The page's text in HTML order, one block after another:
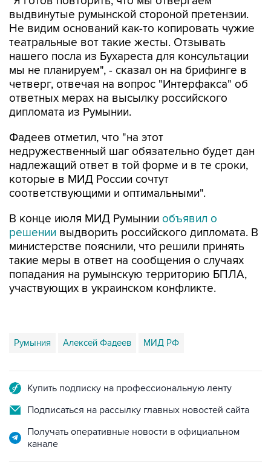
выдвинутые румынской стороной претензии.
Не видим оснований как-то копировать чужие
театральные вот такие жесты. Отзывать
нашего посла из Бухареста для консультации
мы не планируем", - сказал он на брифинге в
четверг, отвечая на вопрос "Интерфакса" об
ответных мерах на высылку российского
дипломата из Румынии.
Фадеев отметил, что "на этот
недружественный шаг обязательно будет дан
надлежащий ответ в той форме и в те сроки,
которые в МИД России сочтут
соответствующими и оптимальными".
В конце июля МИД Румынии объявил о
решении выдворить российского дипломата. В
министерстве пояснили, что решили принять
такие меры в ответ на сообщения о случаях
попадания на румынскую территорию БПЛА,
участвующих в украинском конфликте.
Румыния Алексей Фадеев МИД РФ
Купить подписку на профессиональную ленту
Подписаться на рассылку главных новостей сайта
Получать оперативные новости в официальном
канале